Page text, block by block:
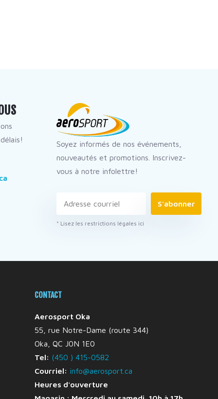
Soyez informés de nos événements,
nouveautés et promotions. Inscrivez-
vous à notre infolettre!
S'abonner
* Lisez les restrictions légales ici
CONTACT
Aerosport Oka
55, rue Notre-Dame (route 344)
Oka, QC J0N 1E0
Tel: (450 ) 415-0582
Courriel: info@aerosport.ca
Heures d'ouverture